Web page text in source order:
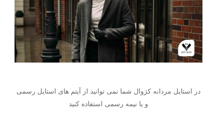
در استایل مردانه کژوال شما نمی توانید از آیتم های استایل رسمی
و یا نیمه رسمی استفاده کنید